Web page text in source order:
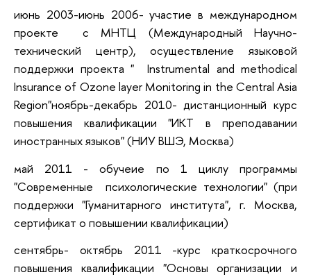
июнь 2003-июнь 2006- участие в международном
проекте с МНТЦ (Международный Научно-
технический центр), осуществление языковой
поддержки проекта " Instrumental and methodical
Insurance of Ozone layer Monitoring in the Central Asia
Region"ноябрь-декабрь 2010- дистанционный курс
повышения квалификации "ИКТ в преподавании
иностранных языков" (НИУ ВШЭ, Москва)
май 2011 - обучеие по 1 циклу программы
"Современные психологические технологии" (при
поддержки "Гуманитарного института", г. Москва,
сертификат о повышении квалификации)
сентябрь- октябрь 2011 -курс краткосрочного
повышения квалификации "Основы организации и